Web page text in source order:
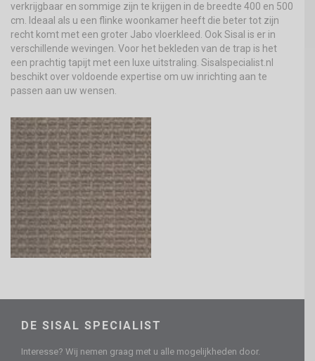
verkrijgbaar en sommige zijn te krijgen in de breedte 400 en 500
cm. Ideaal als u een flinke woonkamer heeft die beter tot zijn
recht komt met een groter Jabo vloerkleed. Ook Sisal is er in
verschillende wevingen. Voor het bekleden van de trap is het
een prachtig tapijt met een luxe uitstraling. Sisalspecialist.nl
beschikt over voldoende expertise om uw inrichting aan te
passen aan uw wensen.
DE SISAL SPECIALIST
Interesse? Wij nemen graag met u alle mogelijkheden door.